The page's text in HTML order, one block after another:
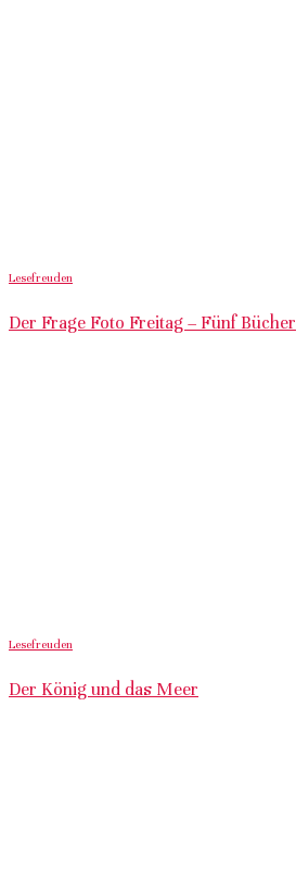
Lesefreuden
Der Frage Foto Freitag – Fünf Bücher
Lesefreuden
Der König und das Meer